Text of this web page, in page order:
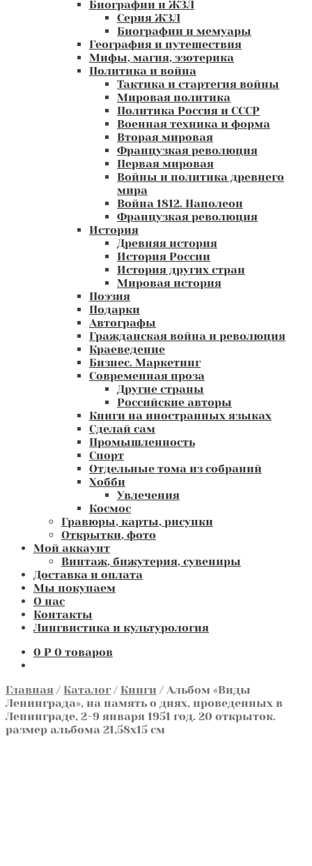
Биографии и ЖЗЛ
Серия ЖЗЛ
Биографии и мемуары
География и путешествия
Мифы, магия, эзотерика
Политика и война
Тактика и стартегия войны
Мировая политика
Политика Россия и СССР
Военная техника и форма
Вторая мировая
Французкая революция
Первая мировая
Войны и политика древнего
мира
Война 1812. Наполеон
Французкая революция
История
Древняя история
История России
История других стран
Мировая история
Поэзия
Подарки
Автографы
Гражданская война и революция
Краеведение
Бизнес. Маркетинг
Современная проза
Другие страны
Российские авторы
Книги на иностранных языках
Сделай сам
Промышленность
Спорт
Отдельные тома из собраний
Хобби
Увлечения
Космос
Гравюры, карты, рисунки
Открытки, фото
Мой аккаунт
Винтаж, бижутерия, сувениры
Доставка и оплата
Мы покупаем
О нас
Контакты
Лингвистика и культурология
0 ₽ 0 товаров
Главная / Каталог / Книги / Альбом «Виды
Ленинграда», на память о днях, проведенных в
Ленинграде, 2-9 января 1951 год. 20 открыток.
размер альбома 21,58х15 см